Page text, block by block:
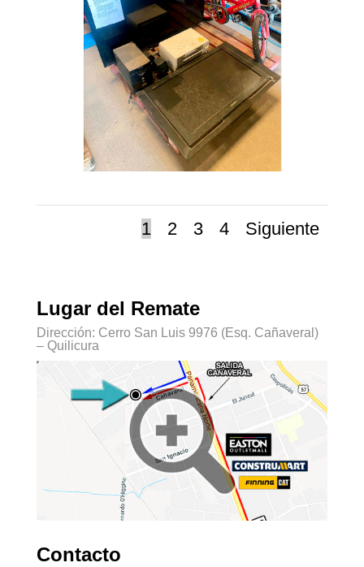
1 2 3 4 Siguiente
Lugar del Remate
Dirección: Cerro San Luis 9976 (Esq. Cañaveral)
– Quilicura
Contacto